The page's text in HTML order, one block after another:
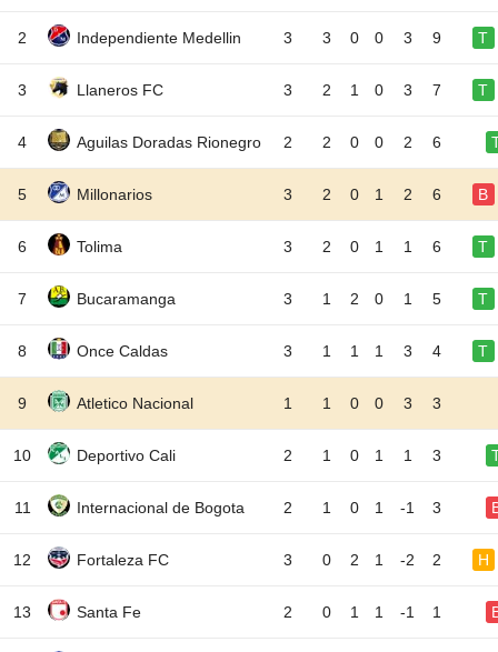
2 Independiente Medellin 3 3 0 0 3 9 T
3 Llaneros FC 3 2 1 0 3 7 T
4 Aguilas Doradas Rionegro 2 2 0 0 2 6
5 Millonarios 3 2 0 1 2 6 B
6 Tolima 3 2 0 1 1 6 T
7 Bucaramanga 3 1 2 0 1 5 T
8 Once Caldas 3 1 1 1 3 4 T
9 Atletico Nacional 1 1 0 0 3 3
10 Deportivo Cali 2 1 0 1 1 3
11 Internacional de Bogota 2 1 0 1 -1 3
12 Fortaleza FC 3 0 2 1 -2 2 H
13 Santa Fe 2 0 1 1 -1 1